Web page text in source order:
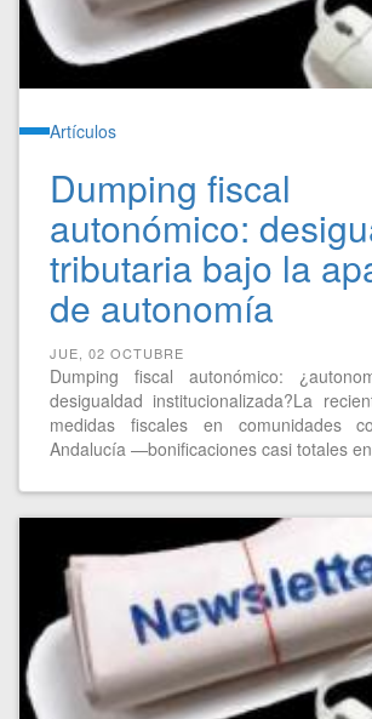
Artículos
Dumping fiscal
autonómico:
tributaria bajo la
de autonomía
JUE, 02 OCTUBRE
Dumping fiscal autonómico:
desigualdad institucionalizada?La
medidas fiscales en comunidades
Andalucía —bonificaciones casi totales